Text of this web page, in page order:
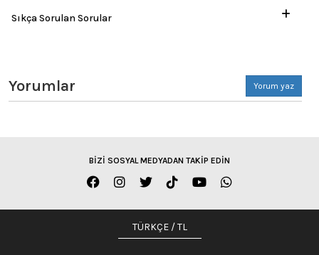
Sıkça Sorulan Sorular
Yorumlar Yorum yaz
BİZİ SOSYAL MEDYADAN TAKİP EDİN
TÜRKÇE / TL